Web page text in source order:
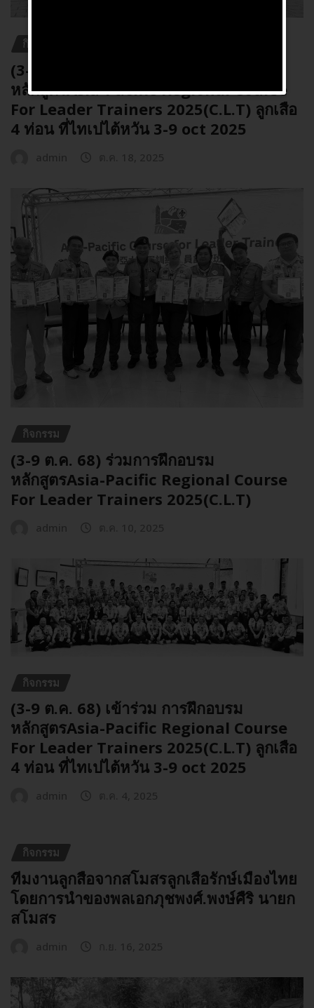
กิจกรรม
(3-9 ต.ค. 68) ร่วมการฝึกอบรม
หลักสูตรAsia-Pacific Regional Course
For Leader Trainers 2025(C.L.T) ลูกเสือ
4 ท่อน ที่ไทเปไต้หวัน 3-9 oct 2025
กิจกรรม
(3-9 ต.ค. 68) ร่วมการฝึกอบรม
หลักสูตรAsia-Pacific Regional Course
For Leader Trainers 2025(C.L.T)
กิจกรรม
(3-9 ต.ค. 68) เข้าร่วม การฝึกอบรม
หลักสูตรAsia-Pacific Regional Course
For Leader Trainers 2025(C.L.T) ลูกเสือ
4 ท่อน ที่ไทเปไต้หวัน 3-9 oct 2025
กิจกรรม
ทีมงานลูกสือจากสโมสรลูกเสือรักษ์เมืองไทย
โดยการนำของพลเอกภุชพงศ์.พงษ์ศืริ นายก
สโมสร